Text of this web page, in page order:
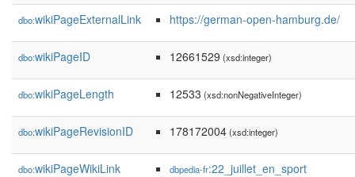
dbo:wikiPageExternalLink https://german-open-hamburg.de/
dbo:wikiPageID 12661529 (xsd:integer)
dbo:wikiPageLength 12533 (xsd:nonNegativeInteger)
dbo:wikiPageRevisionID 178172004(xsd:integer)
dbo:wikiPageWikiLink dbpedia-fr:22_juillet_en_sport